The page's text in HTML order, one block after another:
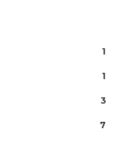
1
1
3
7